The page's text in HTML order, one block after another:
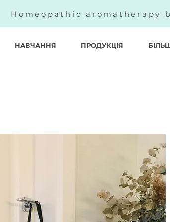
Homeopathic aromatherapy
НАВЧАННЯ ПРОДУКЦІЯ